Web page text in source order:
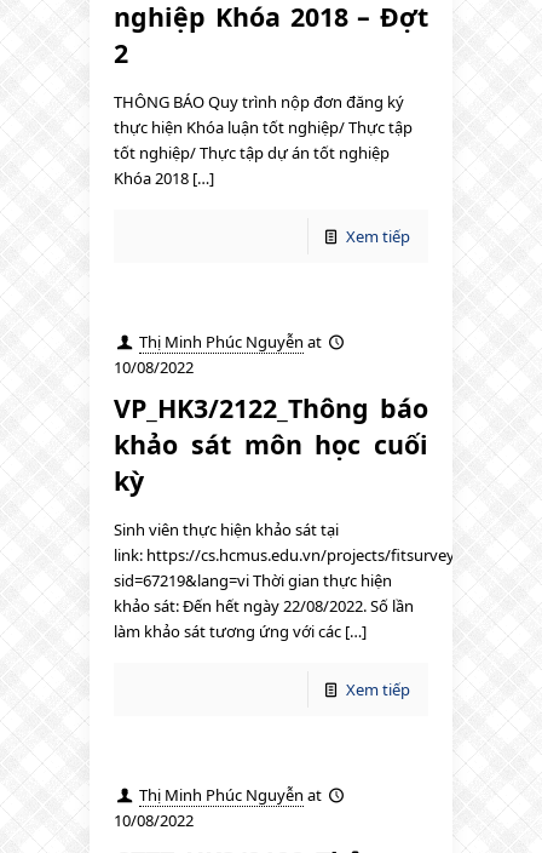
nghiệp Khóa 2018 – Đợt
2
THÔNG BÁO Quy trình nộp đơn đăng ký
thực hiện Khóa luận tốt nghiệp/ Thực tập
tốt nghiệp/ Thực tập dự án tốt nghiệp
Khóa 2018 […]
Xem tiếp
Thị Minh Phúc Nguyễn at
10/08/2022
VP_HK3/2122_Thông báo
khảo sát môn học cuối
kỳ
Sinh viên thực hiện khảo sát tại
link: https://cs.hcmus.edu.vn/projects/fitsurvey/index.php?
sid=67219&lang=vi Thời gian thực hiện
khảo sát: Đến hết ngày 22/08/2022. Số lần
làm khảo sát tương ứng với các […]
Xem tiếp
Thị Minh Phúc Nguyễn at
10/08/2022